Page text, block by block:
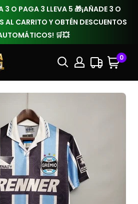
3 O PAGA 3 LLEVA 5 🎁¡AÑADE 3 O
AL CARRITO Y OBTÉN DESCUENTOS
🛒💥
0